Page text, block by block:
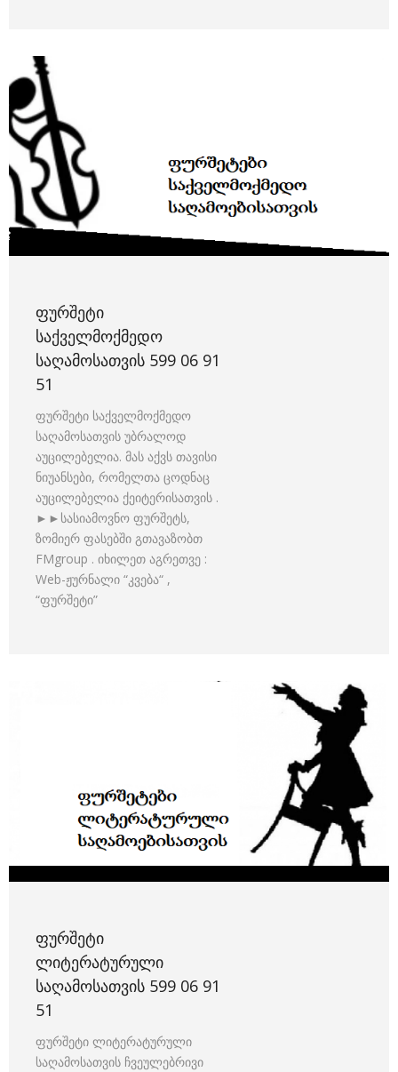
ᲤᲣᲠᲨᲔᲢᲘ
ᲡᲐᲥᲕᲔᲚᲛᲝᲥᲛᲔᲓᲝ
ᲡᲐᲦᲐᲛᲝᲡᲐᲗᲕᲘᲡ 599 06 91
51
ფურშეტი საქველმოქმედო
საღამოსათვის უბრალოდ
აუცილებელია. მას აქვს თავისი
ნიუანსები, რომელთა ცოდნაც
აუცილებელია ქეიტერისათვის .
►►სასიამოვნო ფურშეტს,
ზომიერ ფასებში გთავაზობთ
FMgroup . იხილეთ აგრეთვე :
Web-ჟურნალი “კვება“ ,
“ფურშეტი”
ᲤᲣᲠᲨᲔᲢᲘ
ᲚᲘᲢᲔᲠᲐᲢᲣᲠᲣᲚᲘ
ᲡᲐᲦᲐᲛᲝᲡᲐᲗᲕᲘᲡ 599 06 91
51
ფურშეტი ლიტერატურული
საღამოსათვის ჩვეულებრივი